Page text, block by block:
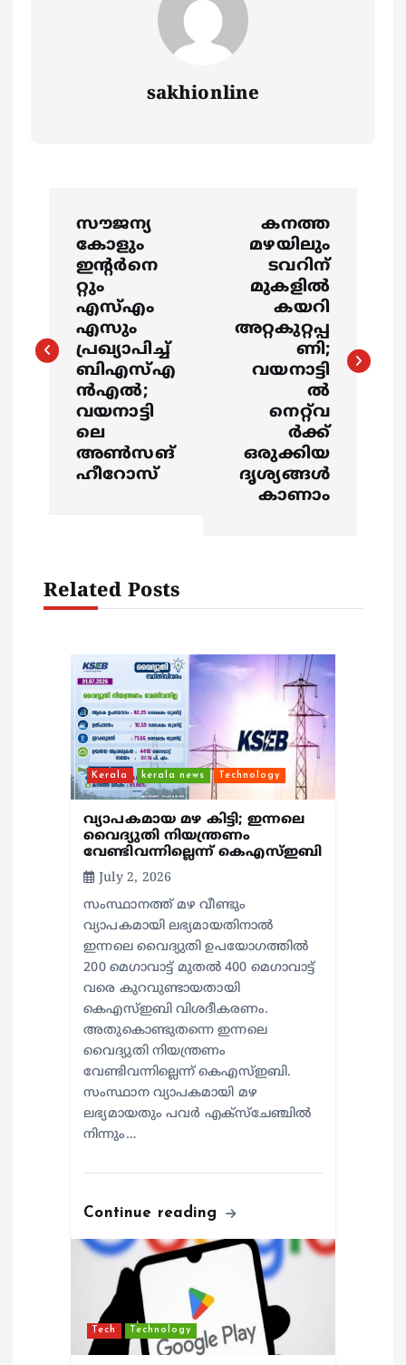
sakhionline
t
a
സൗജന്യ
കോളും
ഇന്‍റര്‍നെ
റ്റും
എസ്എം
എസും
പ്രഖ്യാപിച്ച്
ബിഎസ്എ
ന്‍എല്‍;
വയനാട്ടി
ലെ
അണ്‍സങ്
ഹീറോസ്
കനത്ത
മഴയിലും
ടവറിന്
മുകളില്‍
കയറി
അറ്റകുറ്റപ്പ
ണി;
വയനാട്ടി
ല്‍
നെറ്റ്‌വ
ര്‍ക്ക്
ഒരുക്കിയ
ദൃശ്യങ്ങള്‍
കാണാം
Related Posts
Kerala kerala news Technology
വ്യാപകമായ മഴ കിട്ടി; ഇന്നലെ
വൈദ്യുതി നിയന്ത്രണം
വേണ്ടിവന്നില്ലെന്ന് കെഎസ്ഇബി
July 2, 2026
സംസ്ഥാനത്ത് മഴ വീണ്ടും
വ്യാപകമായി ലഭ്യമായതിനാൽ
ഇന്നലെ വൈദ്യുതി ഉപയോഗത്തിൽ
200 മെഗാവാട്ട് മുതൽ 400 മെഗാവാട്ട്
വരെ കുറവുണ്ടായതായി
കെഎസ്ഇബി വിശദീകരണം.
അതുകൊണ്ടുതന്നെ ഇന്നലെ
വൈദ്യുതി നിയന്ത്രണം
വേണ്ടിവന്നില്ലെന്ന് കെഎസ്ഇബി.
സംസ്ഥാന വ്യാപകമായി മഴ
ലഭ്യമായതും പവർ എക്സ്ചേഞ്ചിൽ
നിന്നും…
Continue reading
Tech Technology